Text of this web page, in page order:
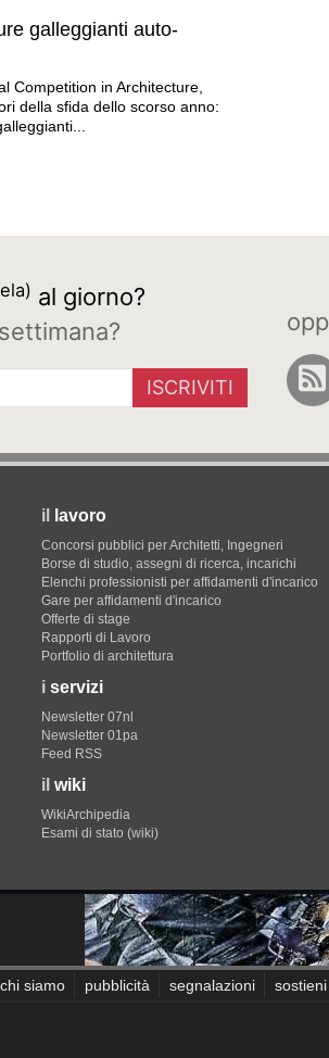
galleggianti auto-
Competition in Architecture,
della sfida dello scorso anno:
al giorno?
ISCRIVITI
il lavoro
Concorsi pubblici per Architetti, Ingegneri
Borse di studio, assegni di ricerca, incarichi
Elenchi professionisti per affidamenti d'incarico
Gare per affidamenti d'incarico
Offerte di stage
Rapporti di Lavoro
Portfolio di architettura
i servizi
Newsletter 07nl
Newsletter 01pa
Feed RSS
il wiki
WikiArchipedia
Esami di stato (wiki)
chi siamo pubblicità segnalazioni
professioneArchitetto non è collegato ai siti